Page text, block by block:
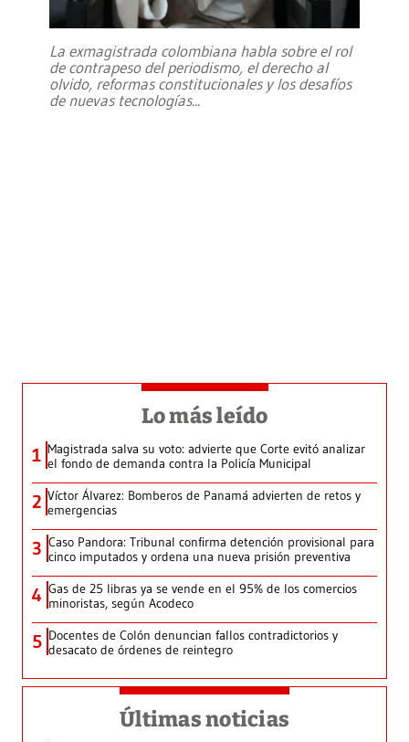
La exmagistrada colombiana habla sobre el rol
de contrapeso del periodismo, el derecho al
olvido, reformas constitucionales y los desafíos
de nuevas tecnologías...
Lo más leído
1 Magistrada salva su voto: advierte que Corte evitó analizar
el fondo de demanda contra la Policía Municipal
2 Víctor Álvarez: Bomberos de Panamá advierten de retos y
emergencias
3 Caso Pandora: Tribunal confirma detención provisional para
cinco imputados y ordena una nueva prisión preventiva
4 Gas de 25 libras ya se vende en el 95% de los comercios
minoristas, según Acodeco
5 Docentes de Colón denuncian fallos contradictorios y
desacato de órdenes de reintegro
Últimas noticias